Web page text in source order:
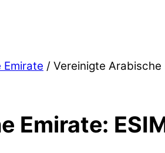
/ Vereinigte Arabische
Emirate: